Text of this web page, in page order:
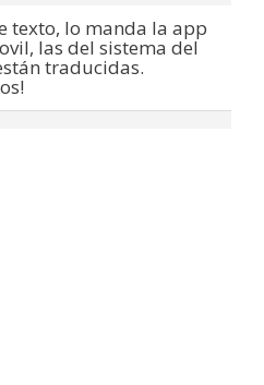
texto, lo manda la app
las del sistema del
traducidas.